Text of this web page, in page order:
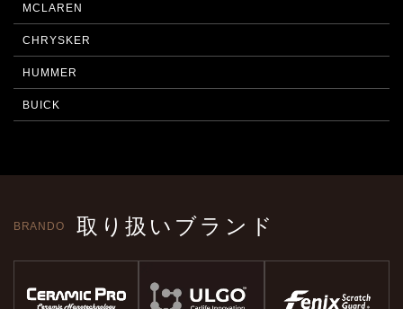
MCLAREN
CHRYSKER
HUMMER
BUICK
BRANDO 取り扱いブランド